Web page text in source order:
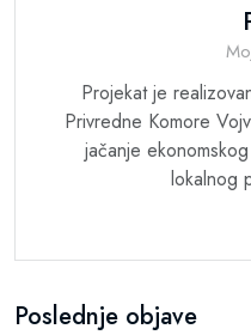
Projekat je
Privredne Komore
jačanje
lokalnog
Poslednje objave